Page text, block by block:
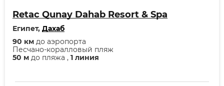
Retac Qunay Dahab Resort & Spa
Египет, Дахаб
50 м до пляжа , 1 линия
Песчано-коралловый пляж
90 км до аэропорта